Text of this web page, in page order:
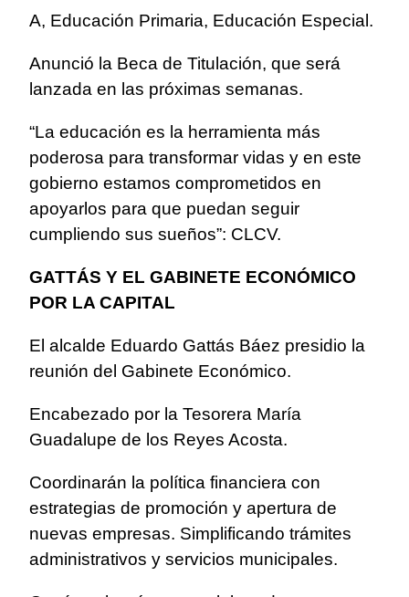
A, Educación Primaria, Educación Especial.
Anunció la Beca de Titulación, que será
lanzada en las próximas semanas.
“La educación es la herramienta más
poderosa para transformar vidas y en este
gobierno estamos comprometidos en
apoyarlos para que puedan seguir
cumpliendo sus sueños”: CLCV.
GATTÁS Y EL GABINETE ECONÓMICO
POR LA CAPITAL
El alcalde Eduardo Gattás Báez presidio la
reunión del Gabinete Económico.
Encabezado por la Tesorera María
Guadalupe de los Reyes Acosta.
Coordinarán la política financiera con
estrategias de promoción y apertura de
nuevas empresas. Simplificando trámites
administrativos y servicios municipales.